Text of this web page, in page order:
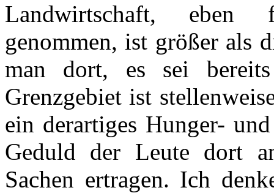
Landwirtschaft, eben
genommen, ist größer als
man dort, es sei bereits
Grenzgebiet ist
ein derartiges Hunger-
Geduld der Leute dort
Sachen ertragen. Ich